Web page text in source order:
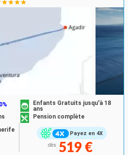
Payez en 4X
Enfants Gratuits jusqu'à 18
ans
Pension complète
dès 519 €